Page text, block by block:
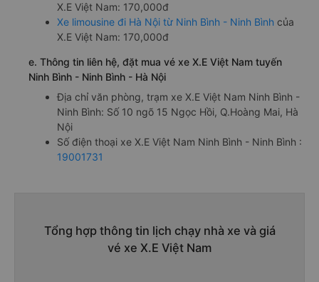
X.E Việt Nam: 170,000đ
Xe limousine đi Hà Nội từ Ninh Bình - Ninh Bình của
X.E Việt Nam: 170,000đ
e. Thông tin liên hệ, đặt mua vé xe X.E Việt Nam tuyến
Ninh Bình - Ninh Bình - Hà Nội
Địa chỉ văn phòng, trạm xe X.E Việt Nam Ninh Bình -
Ninh Bình: Số 10 ngõ 15 Ngọc Hồi, Q.Hoàng Mai, Hà
Nội
Số điện thoại xe X.E Việt Nam Ninh Bình - Ninh Bình :
19001731
Tổng hợp thông tin lịch chạy nhà xe và giá
vé xe X.E Việt Nam